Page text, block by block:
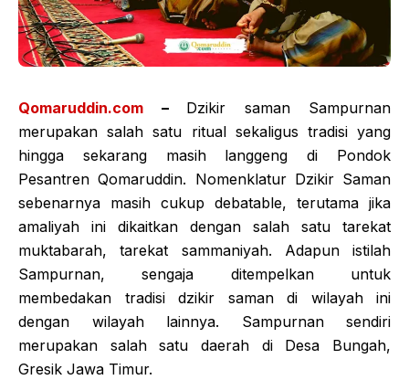
Qomaruddin.com – Dzikir saman Sampurnan
merupakan salah satu ritual sekaligus tradisi yang
hingga sekarang masih langgeng di Pondok
Pesantren Qomaruddin. Nomenklatur Dzikir Saman
sebenarnya masih cukup debatable, terutama jika
amaliyah ini dikaitkan dengan salah satu tarekat
muktabarah, tarekat sammaniyah. Adapun istilah
Sampurnan, sengaja ditempelkan untuk
membedakan tradisi dzikir saman di wilayah ini
dengan wilayah lainnya. Sampurnan sendiri
merupakan salah satu daerah di Desa Bungah,
Gresik Jawa Timur.